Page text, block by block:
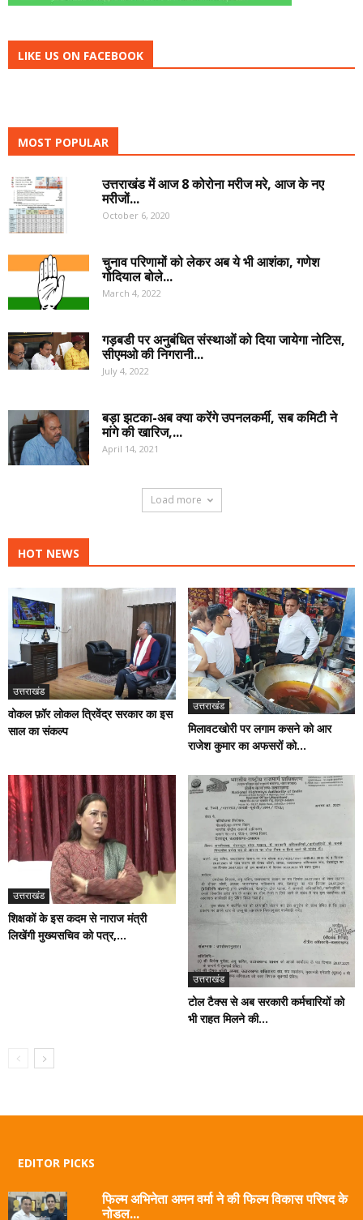
LIKE US ON FACEBOOK
MOST POPULAR
उत्तराखंड में आज 8 कोरोना मरीज मरे, आज के नए
मरीजों...
October 6, 2020
चुनाव परिणामों को लेकर अब ये भी आशंका, गणेश
गोदियाल बोले...
March 4, 2022
गड़बडी पर अनुबंधित संस्थाओं को दिया जायेगा नोटिस,
सीएमओ की निगरानी...
July 4, 2022
बड़ा झटका-अब क्या करेंगे उपनलकर्मी, सब कमिटी ने
मांगे की खारिज,...
April 14, 2021
Load more
HOT NEWS
उत्तराखंड
वोकल फ़ॉर लोकल त्रिवेंद्र सरकार का इस
साल का संकल्प
उत्तराखंड
मिलावटखोरी पर लगाम कसने को आर
राजेश कुमार का अफसरों को...
उत्तराखंड
शिक्षकों के इस कदम से नाराज मंत्री
लिखेंगी मुख्यसचिव को पत्र,...
उत्तराखंड
टोल टैक्स से अब सरकारी कर्मचारियों को
भी राहत मिलने की...
EDITOR PICKS
फिल्म अभिनेता अमन वर्मा ने की फिल्म विकास परिषद के
नोडल...